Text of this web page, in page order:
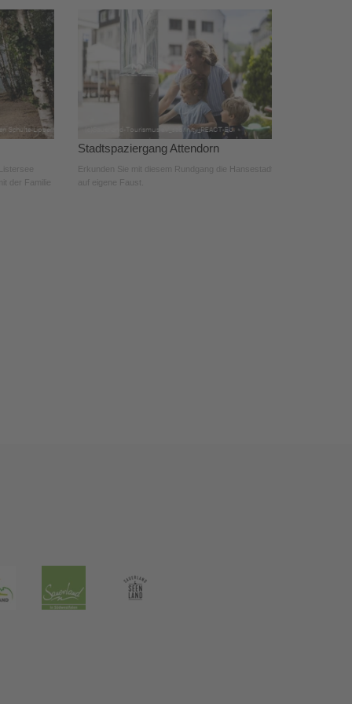
der Familie
Stadtspaziergang Attendorn
Erkunden Sie mit diesem Rundgang die Hansestadt
auf eigene Faust.